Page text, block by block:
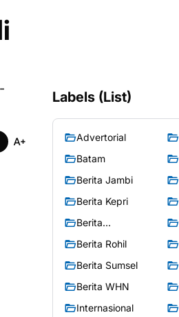
Labels (List)
Advertorial
Batam
Berita Jambi
Berita Kepri
Berita
Berita Rohil
Berita Sumsel
Berita WHN
Internasional